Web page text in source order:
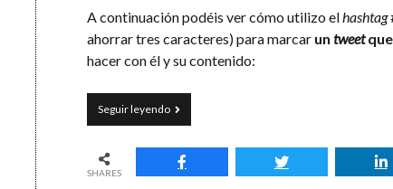
A continuación podéis ver cómo utilizo el hashtag
ahorrar tres caracteres) para marcar un tweet
hacer con él y su contenido:
Seguir leyendoDe
Twitter
tu
SHARES